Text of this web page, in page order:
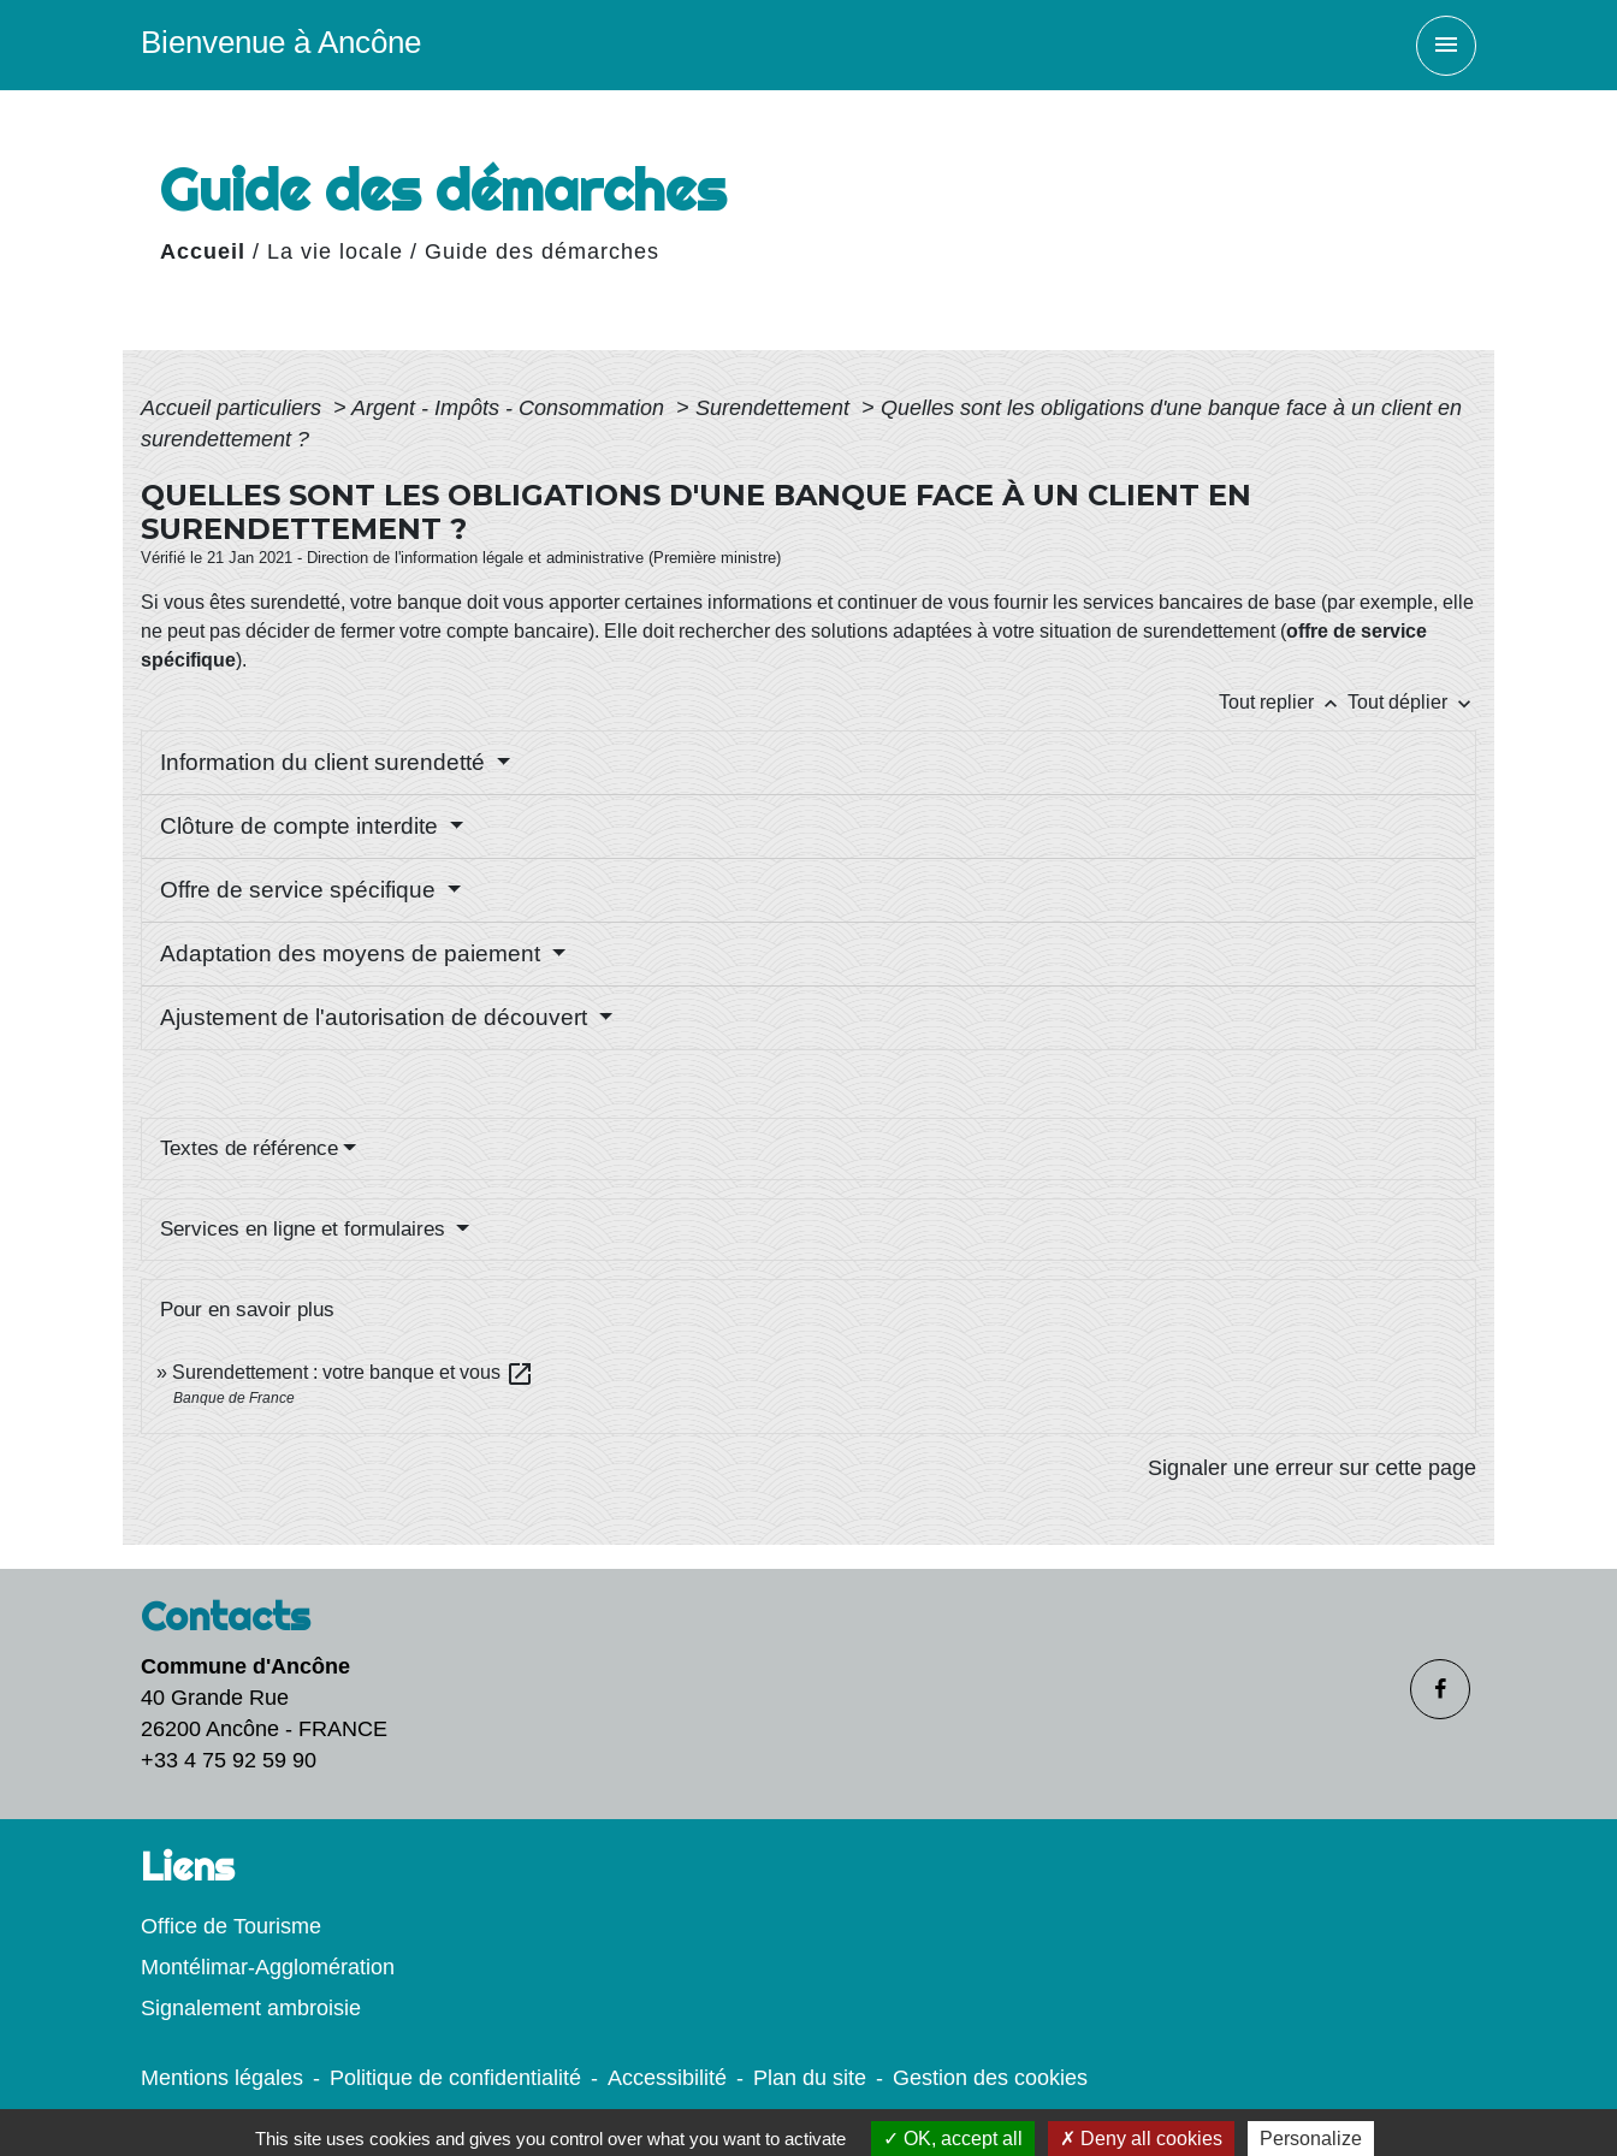
Bienvenue à Ancône menu
Guide des démarches
Accueil / La vie locale / Guide des démarches
Accueil particuliers > Argent - Impôts - Consommation > Surendettement > Quelles sont les obligations d'une banque face à un client en
surendettement ?
QUELLES SONT LES OBLIGATIONS D'UNE BANQUE FACE À UN CLIENT EN
SURENDETTEMENT ?
Vérifié le 21 Jan 2021 - Direction de l'information légale et administrative (Première ministre)
Si vous êtes surendetté, votre banque doit vous apporter certaines informations et continuer de vous fournir les services bancaires de base (par exemple, elle
ne peut pas décider de fermer votre compte bancaire). Elle doit rechercher des solutions adaptées à votre situation de surendettement (offre de service
spécifique).
Tout replier keyboard_arrow_up Tout déplier keyboard_arrow_down
Information du client surendetté
Clôture de compte interdite
Offre de service spécifique
Adaptation des moyens de paiement
Ajustement de l'autorisation de découvert
Textes de référence
Services en ligne et formulaires
Pour en savoir plus
Surendettement : votre banque et vous open_in_new
Banque de France
Signaler une erreur sur cette page
Contacts
Commune d'Ancône
40 Grande Rue
26200 Ancône - FRANCE
+33 4 75 92 59 90
Liens
Office de Tourisme
Montélimar-Agglomération
Signalement ambroisie
Mentions légales - Politique de confidentialité - Accessibilité - Plan du site - Gestion des cookies
Site créé en partenariat avec Réseau des Communes
This site uses cookies and gives you control over what you want to activate OK, accept all Deny all cookies Personalize